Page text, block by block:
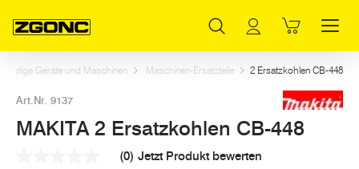
Geräte und Maschinen Maschinen-Ersatzteile 2 Ersatzkohlen CB-448
Art.Nr. 9137
MAKITA 2 Ersatzkohlen CB-448
(0) Jetzt Produkt bewerten